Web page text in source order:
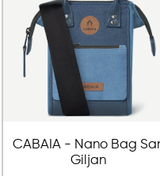
CABAIA - Nano Bag
Giljan